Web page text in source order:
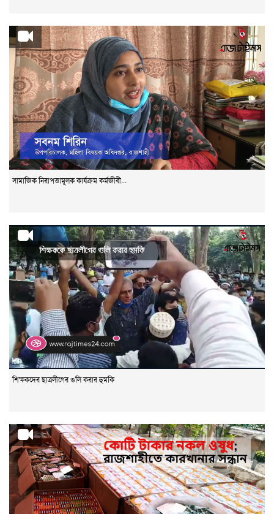
সামাজিক নিরাপত্তামূলক কার্যক্রম কর্মজীবী...
শিক্ষকদের ছাত্রলীগের গুলি করার হুমকি